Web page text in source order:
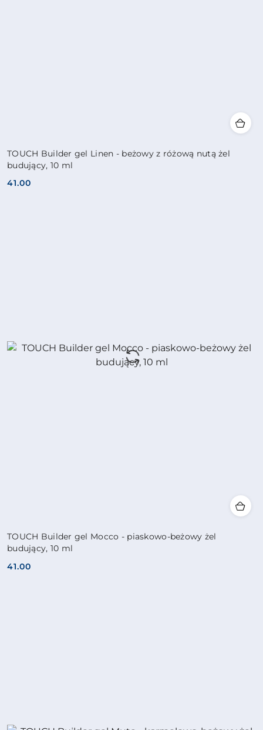
TOUCH Builder gel Linen - beżowy z różową nutą żel
budujący, 10 ml
Cena:
41.00
TOUCH Builder gel Mocco - piaskowo-beżowy żel
budujący, 10 ml
Cena:
41.00